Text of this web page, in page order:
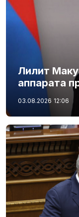
Лилит
аппарата
03.08.2026 12:06